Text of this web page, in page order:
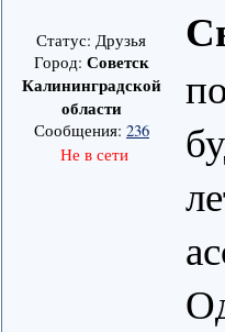
Статус: Друзья
Город: Советск
Калининградской
области
Сообщения: 236
Не в сети